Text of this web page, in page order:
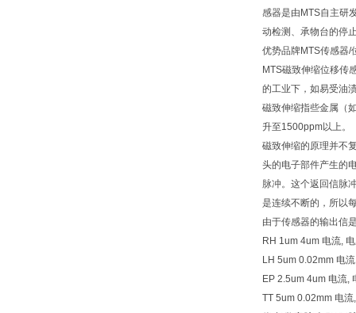
感器是由MTS自主研
动检测、承物台的停
优势品牌MTS传感器/
MTS磁致伸缩位移传
的工业下，如易受油
磁致伸缩指些金属（
升至1500ppm以上。
磁致伸缩的原理并不
头的电子部件产生的
脉冲。这个返回信脉
是连续不断的，所以
由于传感器的输出信
RH 1um 4um 电流,
LH 5um 0.02mm 电
EP 2.5um 4um 电流,
TT 5um 0.02mm 电